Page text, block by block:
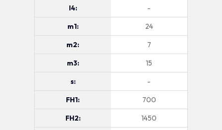
l4: -
m1: 24
m2: 7
m3: 15
s: -
FH1: 700
FH2: 1450